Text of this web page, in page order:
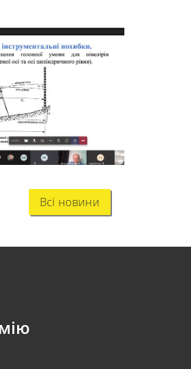
Всі новини